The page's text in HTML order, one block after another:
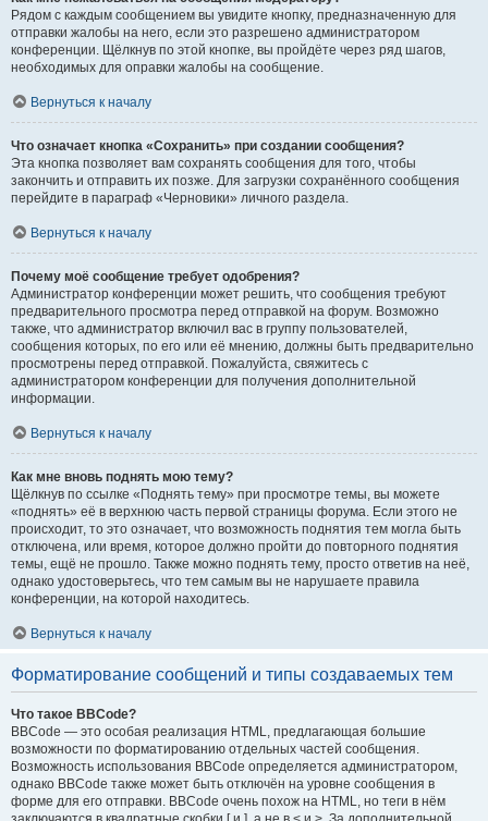
Рядом с каждым сообщением вы увидите кнопку, предназначенную для
отправки жалобы на него, если это разрешено администратором
конференции. Щёлкнув по этой кнопке, вы пройдёте через ряд шагов,
необходимых для оправки жалобы на сообщение.
Вернуться к началу
Что означает кнопка «Сохранить» при создании сообщения?
Эта кнопка позволяет вам сохранять сообщения для того, чтобы
закончить и отправить их позже. Для загрузки сохранённого сообщения
перейдите в параграф «Черновики» личного раздела.
Вернуться к началу
Почему моё сообщение требует одобрения?
Администратор конференции может решить, что сообщения требуют
предварительного просмотра перед отправкой на форум. Возможно
также, что администратор включил вас в группу пользователей,
сообщения которых, по его или её мнению, должны быть предварительно
просмотрены перед отправкой. Пожалуйста, свяжитесь с
администратором конференции для получения дополнительной
информации.
Вернуться к началу
Как мне вновь поднять мою тему?
Щёлкнув по ссылке «Поднять тему» при просмотре темы, вы можете
«поднять» её в верхнюю часть первой страницы форума. Если этого не
происходит, то это означает, что возможность поднятия тем могла быть
отключена, или время, которое должно пройти до повторного поднятия
темы, ещё не прошло. Также можно поднять тему, просто ответив на неё,
однако удостоверьтесь, что тем самым вы не нарушаете правила
конференции, на которой находитесь.
Вернуться к началу
Форматирование сообщений и типы создаваемых тем
Что такое BBCode?
BBCode — это особая реализация HTML, предлагающая большие
возможности по форматированию отдельных частей сообщения.
Возможность использования BBCode определяется администратором,
однако BBCode также может быть отключён на уровне сообщения в
форме для его отправки. BBCode очень похож на HTML, но теги в нём